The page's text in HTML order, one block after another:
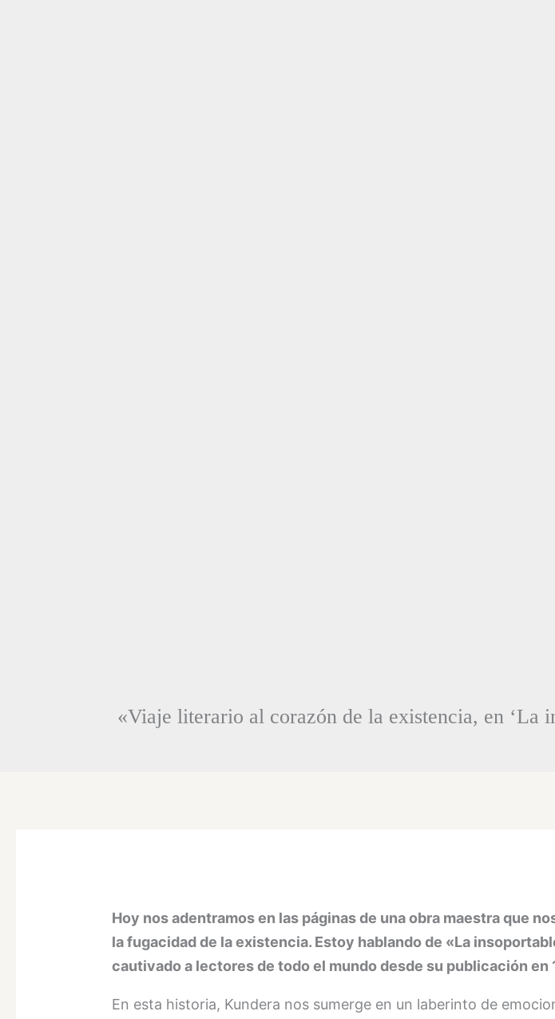
«Viaje literario al corazón de la existencia, en ‘La
Hoy nos adentramos en las páginas de una obra maestra que
la fugacidad de la existencia. Estoy hablando de «La
cautivado a lectores de todo el mundo desde su publicación en
En esta historia, Kundera nos sumerge en un laberinto de